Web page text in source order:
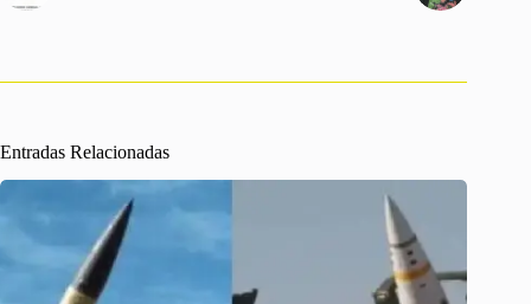
Entradas Relacionadas